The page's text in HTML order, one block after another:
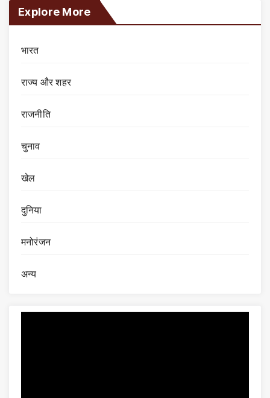
Explore More
भारत
राज्य और शहर
राजनीति
चुनाव
खेल
दुनिया
मनोरंजन
अन्य